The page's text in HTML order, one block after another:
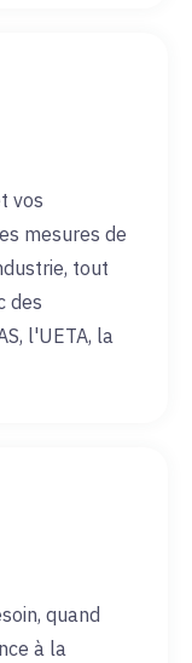
vos
mesures de
tout
des
l'UETA, la
quand
à la